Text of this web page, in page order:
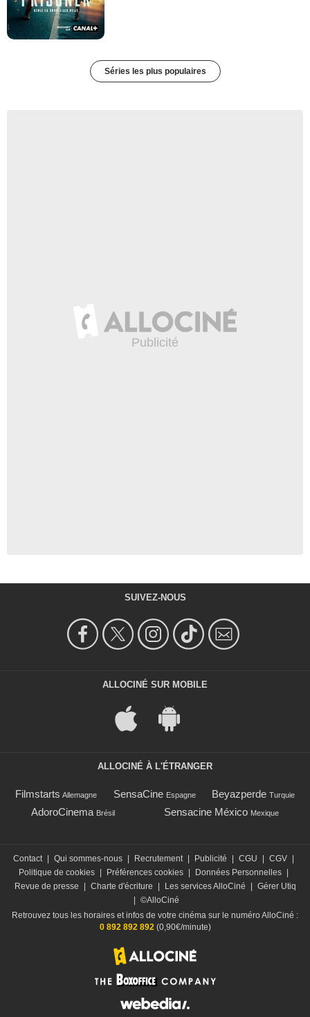
Séries les plus populaires
SUIVEZ-NOUS
ALLOCINÉ SUR MOBILE
ALLOCINÉ À L'ÉTRANGER
Filmstarts Allemagne SensaCine Espagne Beyazperde Turquie
AdoroCinema Brésil Sensacine México Mexique
Contact Qui sommes-nous Recrutement Publicité CGU CGV
Politique de cookies
Préférences cookies Données Personnelles
Revue de presse
Charte d'écriture Les services AlloCiné
Gérer Utiq
©AlloCiné
Retrouvez tous les horaires et infos de votre cinéma sur le numéro AlloCiné :
0 892 892 892(0,90€/minute)